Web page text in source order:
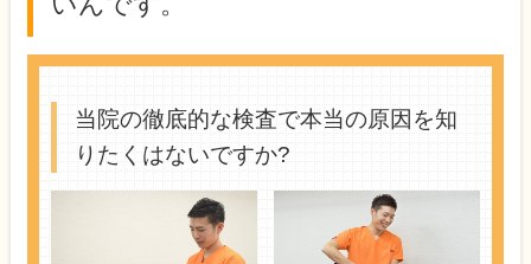
当院の徹底的な検査で本当の原因を知
りたくはないですか?